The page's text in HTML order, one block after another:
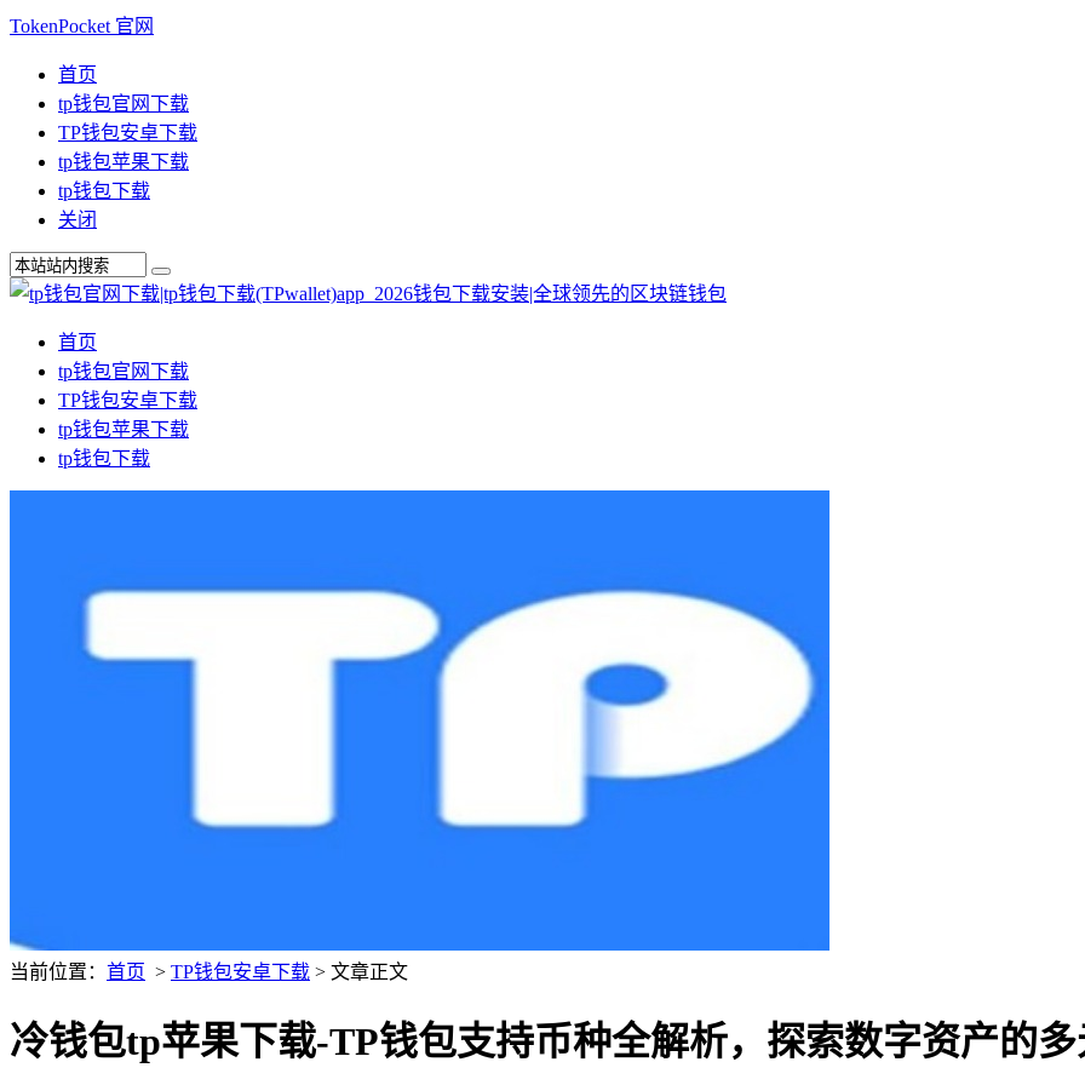
TokenPocket 官网
首页
tp钱包官网下载
TP钱包安卓下载
tp钱包苹果下载
tp钱包下载
关闭
首页
tp钱包官网下载
TP钱包安卓下载
tp钱包苹果下载
tp钱包下载
当前位置： 首页 > TP钱包安卓下载 > 文章正文
冷钱包tp苹果下载-TP钱包支持币种全解析，探索数字资产的